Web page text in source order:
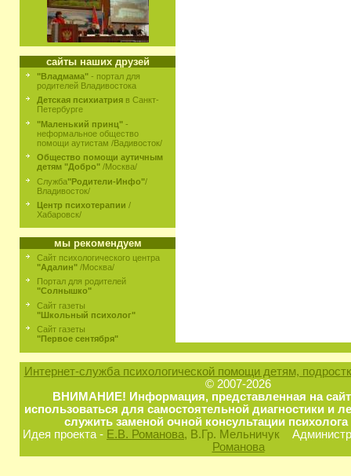
сайты наших друзей
"Владмама" - портал для
родителей Владивостока
Детская психиатрия в Санкт-
Петербурге
"Маленький принц" -
неформальное общество
помощи аутистам /Вадивосток/
Общество помощи аутичным
детям "Добро" /Москва/
Служба"Родители-Инфо"/
Владивосток/
Центр психотерапии /
Хабаровск/
мы рекомендуем
Сайт психологического центра
"Адалин" /Москва/
Портал для родителей
"Солнышко"
Сайт газеты
"Школьный психолог"
Сайт газеты
"Первое сентября"
Интернет-служба психологической помощи детям,
© 2007-2026
ВНИМАНИЕ! Информация, представленная на
использоваться для самостоятельной диагностики и
служить заменой очной консультации
Идея проекта - Е.В. Романова, В.Гр. Мельничук
Романова